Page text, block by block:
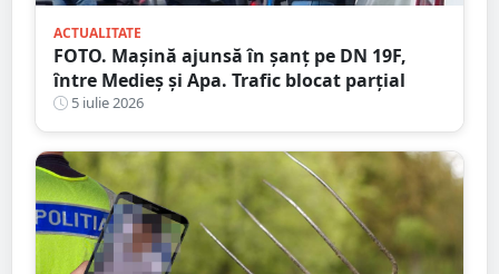
ACTUALITATE
FOTO. Mașină ajunsă în șanț pe DN 19F,
între Medieș și Apa. Trafic blocat parțial
5 iulie 2026